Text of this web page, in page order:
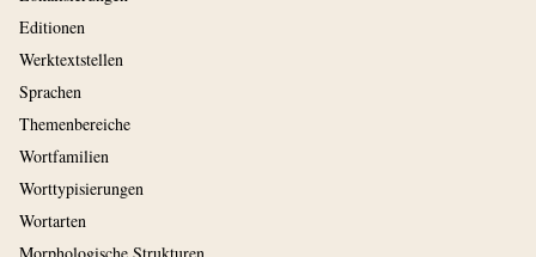
Editionen
Werktextstellen
Sprachen
Themenbereiche
Wortfamilien
Worttypisierungen
Wortarten